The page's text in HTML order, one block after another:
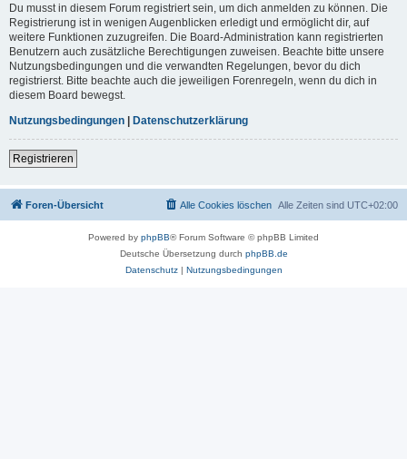
Du musst in diesem Forum registriert sein, um dich anmelden zu können. Die
Registrierung ist in wenigen Augenblicken erledigt und ermöglicht dir, auf
weitere Funktionen zuzugreifen. Die Board-Administration kann registrierten
Benutzern auch zusätzliche Berechtigungen zuweisen. Beachte bitte unsere
Nutzungsbedingungen und die verwandten Regelungen, bevor du dich
registrierst. Bitte beachte auch die jeweiligen Forenregeln, wenn du dich in
diesem Board bewegst.
Nutzungsbedingungen | Datenschutzerklärung
Registrieren
Foren-Übersicht Alle Zeiten sind UTC+02:00
Alle Cookies löschen
Powered by phpBB® Forum Software © phpBB Limited
Deutsche Übersetzung durch phpBB.de
Datenschutz| Nutzungsbedingungen